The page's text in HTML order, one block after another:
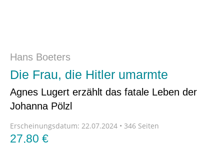
Hans Boeters
Die Frau, die Hitler umarmte
Agnes Lugert erzählt das fatale Leben der
Johanna Pölzl
Erscheinungsdatum: 22.07.2024 • 346 Seiten
27,80 €